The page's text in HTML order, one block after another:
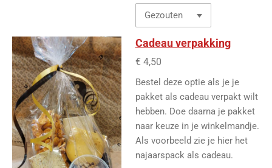
Cadeau verpakking
€ 4,50
Bestel deze optie als je je
pakket als cadeau verpakt wilt
hebben. Doe daarna je pakket
naar keuze in je winkelmandje.
Als voorbeeld zie je hier het
najaarspack als cadeau.